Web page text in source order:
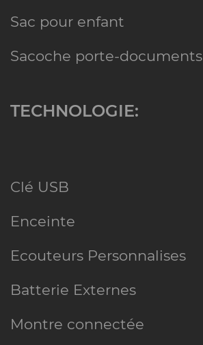
Sac pour enfant
Sacoche porte-documents
TECHNOLOGIE:
Clé USB
Enceinte
Ecouteurs Personnalises
Batterie Externes
Montre connectée